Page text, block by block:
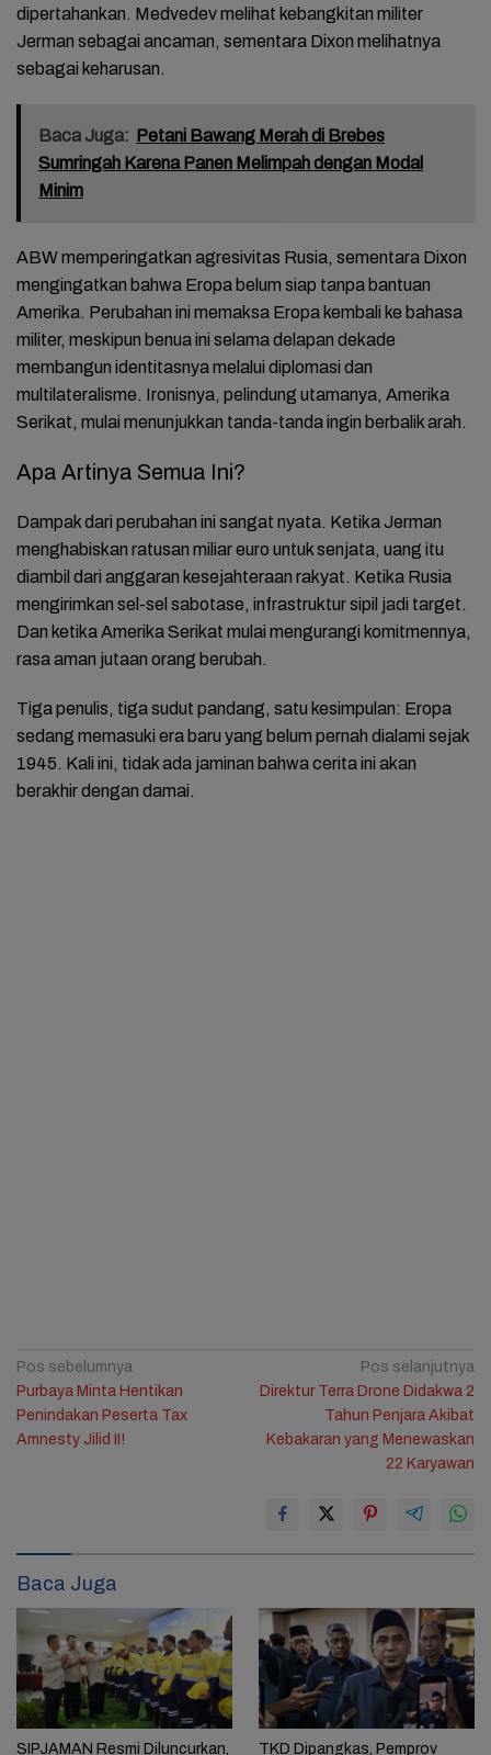
dipertahankan. Medvedev melihat kebangkitan militer
Jerman sebagai ancaman, sementara Dixon melihatnya
sebagai keharusan.
Baca Juga: Petani Bawang Merah di Brebes
Sumringah Karena Panen Melimpah dengan Modal
Minim
ABW memperingatkan agresivitas Rusia, sementara Dixon
mengingatkan bahwa Eropa belum siap tanpa bantuan
Amerika. Perubahan ini memaksa Eropa kembali ke bahasa
militer, meskipun benua ini selama delapan dekade
membangun identitasnya melalui diplomasi dan
multilateralisme. Ironisnya, pelindung utamanya, Amerika
Serikat, mulai menunjukkan tanda-tanda ingin berbalik arah.
Apa Artinya Semua Ini?
Dampak dari perubahan ini sangat nyata. Ketika Jerman
menghabiskan ratusan miliar euro untuk senjata, uang itu
diambil dari anggaran kesejahteraan rakyat. Ketika Rusia
mengirimkan sel-sel sabotase, infrastruktur sipil jadi target.
Dan ketika Amerika Serikat mulai mengurangi komitmennya,
rasa aman jutaan orang berubah.
Tiga penulis, tiga sudut pandang, satu kesimpulan: Eropa
sedang memasuki era baru yang belum pernah dialami sejak
1945. Kali ini, tidak ada jaminan bahwa cerita ini akan
berakhir dengan damai.
Navigasi
pos
Pos sebelumnya
Purbaya Minta Hentikan
Penindakan Peserta Tax
Amnesty Jilid II!
Pos selanjutnya
Direktur Terra Drone Didakwa 2
Tahun Penjara Akibat
Kebakaran yang Menewaskan
22 Karyawan
Baca Juga
SIPJAMAN Resmi Diluncurkan,
TKD Dipangkas, Pemprov